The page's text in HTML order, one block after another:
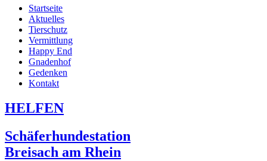
Startseite
Aktuelles
Tierschutz
Vermittlung
Happy End
Gnadenhof
Gedenken
Kontakt
HELFEN
Schäferhundestation
Breisach am Rhein